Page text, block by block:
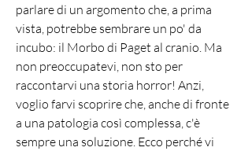
parlare di un argomento che, a prima
vista, potrebbe sembrare un po' da
incubo: il Morbo di Paget al cranio. Ma
non preoccupatevi, non sto per
raccontarvi una storia horror! Anzi,
voglio farvi scoprire che, anche di fronte
a una patologia così complessa, c'è
sempre una soluzione. Ecco perché vi